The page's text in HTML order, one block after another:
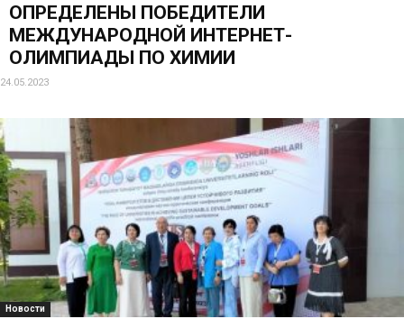
ОПРЕДЕЛЕНЫ ПОБЕДИТЕЛИ
МЕЖДУНАРОДНОЙ ИНТЕРНЕТ-
ОЛИМПИАДЫ ПО ХИМИИ
24.05.2023
Новости